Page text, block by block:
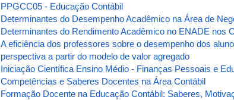
PPGCC05 - Educação Contábil
Determinantes do Desempenho Acadêmico na Área de
Determinantes do Rendimento Acadêmico no ENADE nos
A eficiência dos professores sobre o desempenho dos
perspectiva a partir do modelo de valor agregado
Iniciação Científica Ensino Médio - Finanças Pessoais e
Competências e Saberes Docentes na Área Contábil
Formação Docente na Educação Contábil: Saberes,